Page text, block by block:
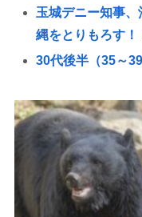
玉城デニー知事
縄をとりもろす！
30代後半（35～
通販でアイス買っ
パーで買ったほう
北朝鮮が3万～5
「韓国も徴兵を寄
【ヤングケアラ